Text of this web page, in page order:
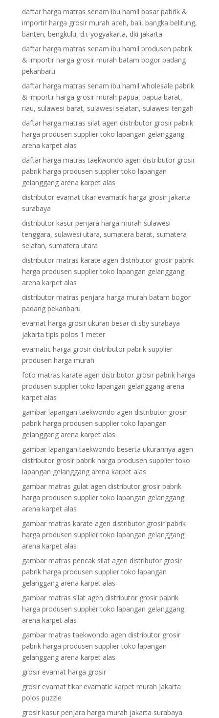
daftar harga matras senam ibu hamil pasar pabrik &
importir harga grosir murah aceh, bali, bangka belitung,
banten, bengkulu, d.i. yogyakarta, dki jakarta
daftar harga matras senam ibu hamil produsen pabrik
& importir harga grosir murah batam bogor padang
pekanbaru
daftar harga matras senam ibu hamil wholesale pabrik
& importir harga grosir murah papua, papua barat,
riau, sulawesi barat, sulawesi selatan, sulawesi tengah
daftar harga matras silat agen distributor grosir pabrik
harga produsen supplier toko lapangan gelanggang
arena karpet alas
daftar harga matras taekwondo agen distributor grosir
pabrik harga produsen supplier toko lapangan
gelanggang arena karpet alas
distributor evamat tikar evamatik harga grosir jakarta
surabaya
distributor kasur penjara harga murah sulawesi
tenggara, sulawesi utara, sumatera barat, sumatera
selatan, sumatera utara
distributor matras karate agen distributor grosir pabrik
harga produsen supplier toko lapangan gelanggang
arena karpet alas
distributor matras penjara harga murah batam bogor
padang pekanbaru
evamat harga grosir ukuran besar di sby surabaya
jakarta tipis polos 1 meter
evamatic harga grosir distributor pabrik supplier
produsen harga murah
foto matras karate agen distributor grosir pabrik harga
produsen supplier toko lapangan gelanggang arena
karpet alas
gambar lapangan taekwondo agen distributor grosir
pabrik harga produsen supplier toko lapangan
gelanggang arena karpet alas
gambar lapangan taekwondo beserta ukurannya agen
distributor grosir pabrik harga produsen supplier toko
lapangan gelanggang arena karpet alas
gambar matras gulat agen distributor grosir pabrik
harga produsen supplier toko lapangan gelanggang
arena karpet alas
gambar matras karate agen distributor grosir pabrik
harga produsen supplier toko lapangan gelanggang
arena karpet alas
gambar matras pencak silat agen distributor grosir
pabrik harga produsen supplier toko lapangan
gelanggang arena karpet alas
gambar matras silat agen distributor grosir pabrik
harga produsen supplier toko lapangan gelanggang
arena karpet alas
gambar matras taekwondo agen distributor grosir
pabrik harga produsen supplier toko lapangan
gelanggang arena karpet alas
grosir evamat harga grosir
grosir evamat tikar evamatic karpet murah jakarta
polos puzzle
grosir kasur penjara harga murah jakarta surabaya